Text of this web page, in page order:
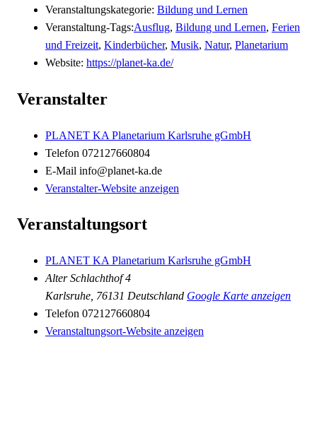
Veranstaltungskategorie: Bildung und Lernen
Veranstaltung-Tags:Ausflug, Bildung und Lernen, Ferien
und Freizeit, Kinderbücher, Musik, Natur, Planetarium
Website: https://planet-ka.de/
Veranstalter
PLANET KA Planetarium Karlsruhe gGmbH
Telefon 072127660804
E-Mail info@planet-ka.de
Veranstalter-Website anzeigen
Veranstaltungsort
PLANET KA Planetarium Karlsruhe gGmbH
Alter Schlachthof 4
Karlsruhe 76131 Deutschland Google Karte anzeigen
Telefon 072127660804
Veranstaltungsort-Website anzeigen